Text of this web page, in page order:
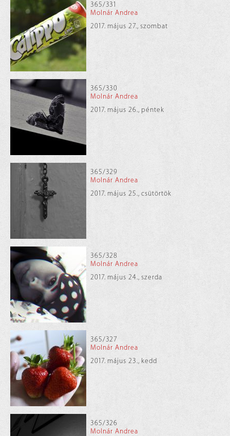
365/331
Molnár Andrea
2017. május 27., szombat
365/330
Molnár Andrea
2017. május 26., péntek
365/329
Molnár Andrea
2017. május 25., csütörtök
365/328
Molnár Andrea
2017. május 24., szerda
365/327
Molnár Andrea
2017. május 23., kedd
365/326
Molnár Andrea